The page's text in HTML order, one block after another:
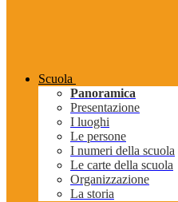
Scuola
Panoramica
Presentazione
I luoghi
Le persone
I numeri della scuola
Le carte della scuola
Organizzazione
La storia